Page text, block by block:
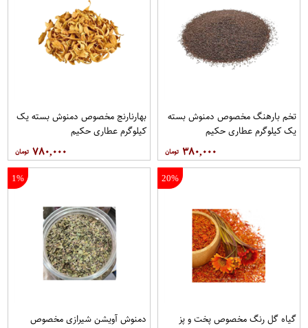
تخم بارهنگ مخصوص دمنوش بسته
یک کیلوگرم عطاری حکیم
۳۸۰,۰۰۰
بهارنارنج مخصوص دمنوش بسته یک
کیلوگرم عطاری حکیم
۷۸۰,۰۰۰
20%
گیاه گل رنگ مخصوص پخت و پز
1%
دمنوش آویشن شیرازی مخصوص